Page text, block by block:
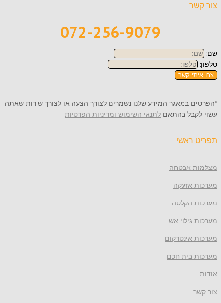
072-256-9079
קשר
במאגר המידע שלנו נשמרים לצורך הצעה או לצורך שירות שאתה
בהתאם לתנאי השימוש ומדיניות הפרטיות
ראשי
אבטחה
אזעקה
הקלטה
אש
אינטרקום
בית חכם